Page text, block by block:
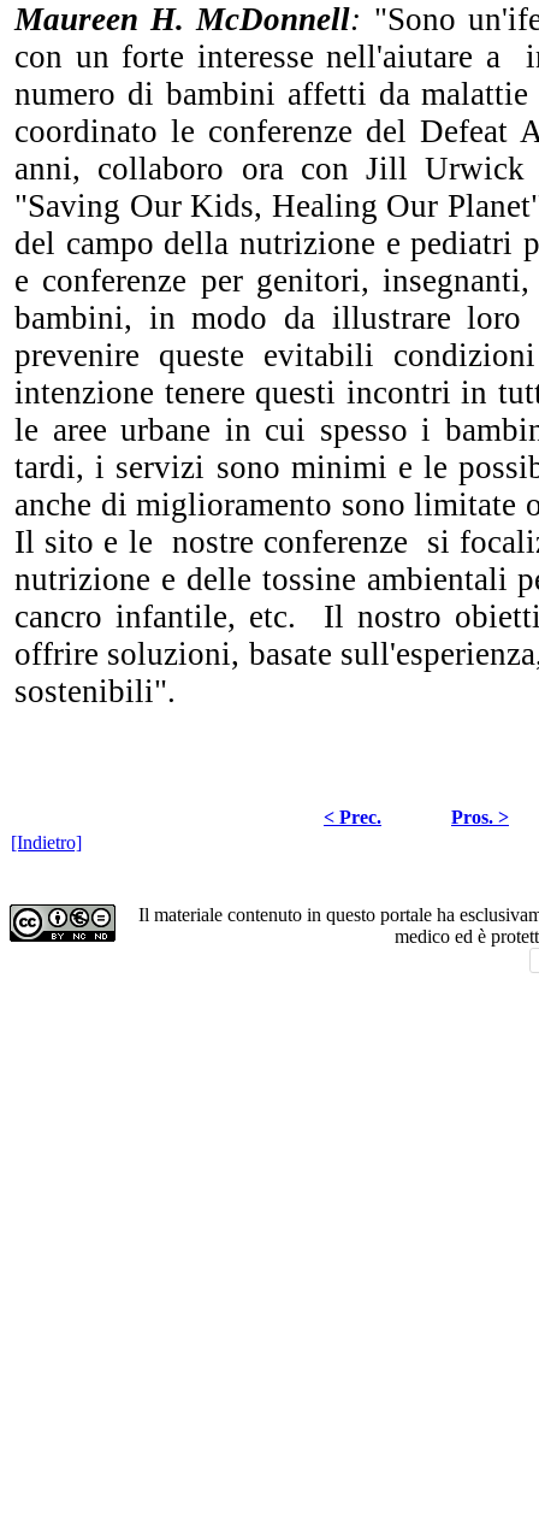
Maureen H. McDonnell: "Sono
con un forte interesse nell'aiutare a
numero di bambini affetti da malattie
coordinato le conferenze del
anni, collaboro ora con Jill Urwick
"Saving Our Kids, Healing Our
del campo della nutrizione e pediatri
e conferenze per genitori,
bambini, in modo da illustrare loro
prevenire queste evitabili
intenzione tenere questi incontri in
le aree urbane in cui spesso i
tardi, i servizi sono minimi e le
anche di miglioramento sono limitate
Il sito e le nostre conferenze si
nutrizione e delle tossine ambientali
cancro infantile, etc. Il nostro
offrire soluzioni, basate
sostenibili".
< Prec.
Pros. >
[Indietro]
Il materiale contenuto in questo portale ha
medico ed è